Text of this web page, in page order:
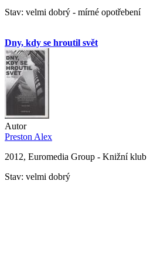
Stav: velmi dobrý - mírné opotřebení
Dny, kdy se hroutil svět
Autor
Preston Alex
2012, Euromedia Group - Knižní klub
Stav: velmi dobrý